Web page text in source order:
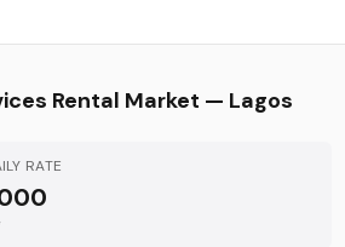
Rental Market — Lagos
RATE